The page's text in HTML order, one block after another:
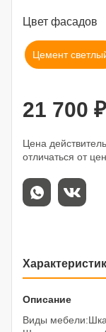
Цвет фасадов
Цемент
21 700 ₽
Цена
отличаться от
Описание
Виды